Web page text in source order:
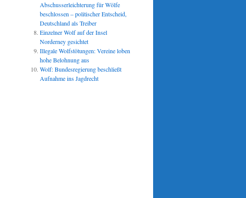
Abschusserleichterung für Wölfe
beschlossen – politischer Entscheid,
Deutschland als Treiber
Einzelner Wolf auf der Insel
Norderney gesichtet
Illegale Wolfstötungen: Vereine loben
hohe Belohnung aus
Wolf: Bundesregierung beschließt
Aufnahme ins Jagdrecht